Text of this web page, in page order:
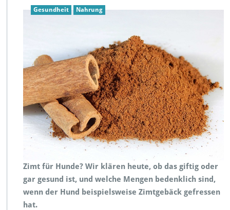
t
f
ü
r
H
u
n
d
e
r
l
a
u
Gesundheit Nahrung
Zimt für Hunde? Wir klären heute, ob das giftig oder
gar gesund ist, und welche Mengen bedenklich sind,
wenn der Hund beispielsweise Zimtgebäck gefressen
hat.